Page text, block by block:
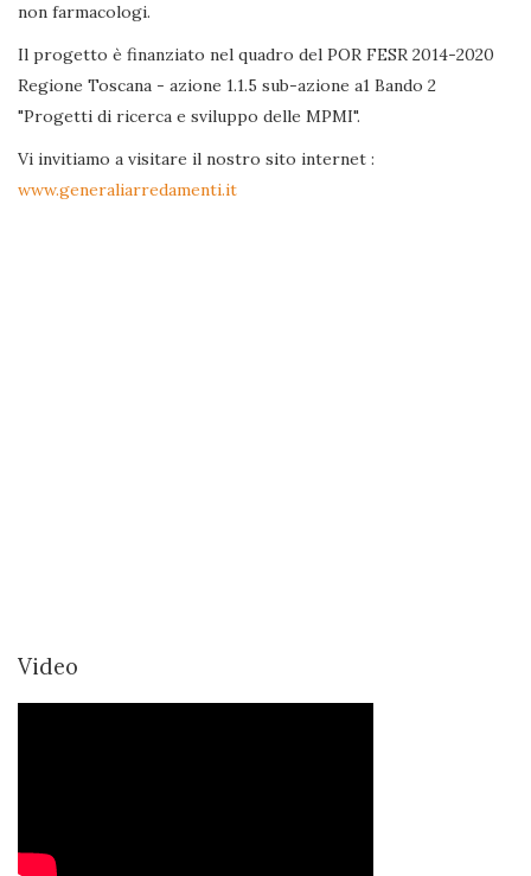
non farmacologi.
Il progetto è finanziato nel quadro del POR FESR 2014-2020
Regione Toscana - azione 1.1.5 sub-azione a1 Bando 2
"Progetti di ricerca e sviluppo delle MPMI".
Vi invitiamo a visitare il nostro sito internet :
www.generaliarredamenti.it
Video